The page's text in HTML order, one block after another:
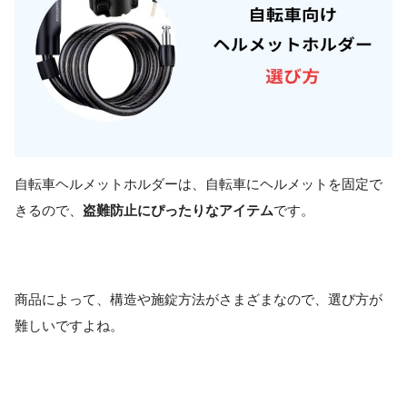
自転車ヘルメットホルダーは、自転車にヘルメットを固定で
きるので、 盗難防止にぴったりなアイテムです。
商品によって、構造や施錠方法がさまざまなので、選び方が
難しいですよね。